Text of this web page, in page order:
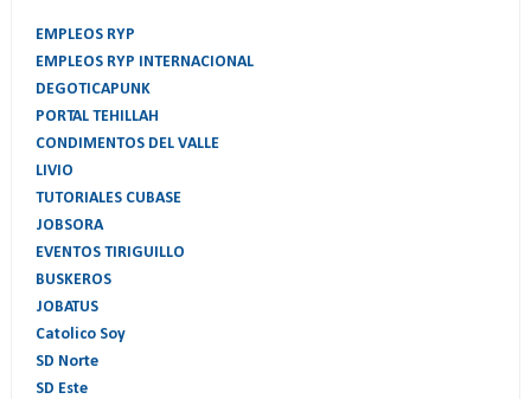
EMPLEOS RYP
EMPLEOS RYP INTERNACIONAL
DEGOTICAPUNK
PORTAL TEHILLAH
CONDIMENTOS DEL VALLE
LIVIO
TUTORIALES CUBASE
JOBSORA
EVENTOS TIRIGUILLO
BUSKEROS
JOBATUS
Catolico Soy
SD Norte
SD Este